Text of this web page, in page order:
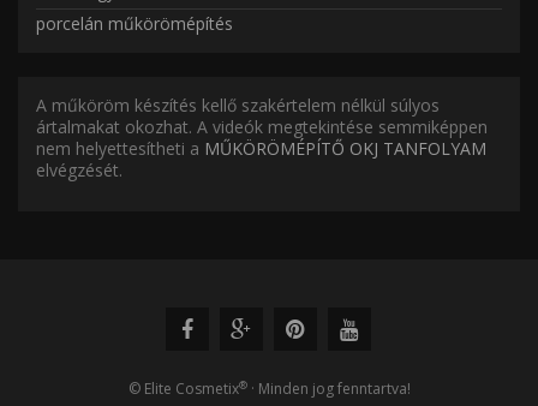
porcelán műkörömépítés
A műköröm készítés kellő szakértelem nélkül súlyos
ártalmakat okozhat. A videók megtekintése semmiképpen
nem helyettesítheti a MŰKÖRÖMÉPÍTŐ OKJ TANFOLYAM
elvégzését.
© Elite Cosmetix®· Minden jog fenntartva!